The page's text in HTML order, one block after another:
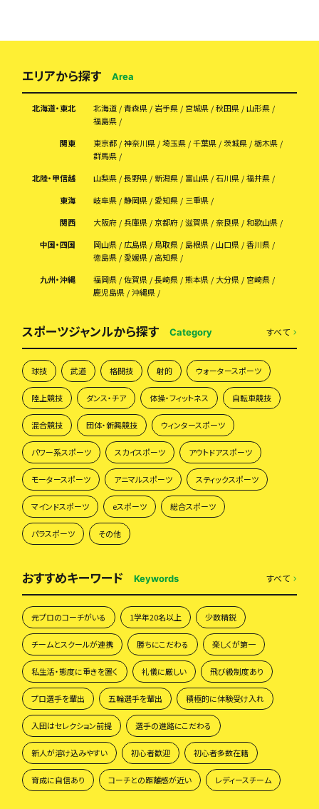
エリアから探す Area
北海道・東北 北海道 青森県 岩手県 宮城県 秋田県
山形県
福島県
関東
東京都 神奈川県 埼玉県 千葉県 茨城県
栃木県
群馬県
北陸・甲信越
山梨県 長野県 新潟県 富山県 石川県
福井県
東海
岐阜県 静岡県 愛知県
三重県
関西
大阪府 兵庫県 京都府 滋賀県 奈良県
和歌山県
中国・四国
岡山県 広島県 鳥取県 島根県 山口県
香川県
徳島県
愛媛県
高知県
九州・沖縄
福岡県 佐賀県 長崎県 熊本県 大分県
宮崎県
鹿児島県
沖縄県
スポーツジャンルから探す Category すべて
球技 武道 格闘技 射的 ウォータースポーツ
陸上競技 ダンス・チア 体操・フィットネス 自転車競技
混合競技 団体・新興競技 ウィンタースポーツ
パワー系スポーツ スカイスポーツ アウトドアスポーツ
モータースポーツ アニマルスポーツ スティックスポーツ
マインドスポーツ eスポーツ 総合スポーツ
パラスポーツ その他
おすすめキーワード Keywords すべて
元プロのコーチがいる 1学年20名以上 少数精鋭
チームとスクールが連携 勝ちにこだわる 楽しくが第一
私生活・態度に重きを置く 礼儀に厳しい 飛び級制度あり
プロ選手を輩出 五輪選手を輩出 積極的に体験受け入れ
入団はセレクション前提 選手の進路にこだわる
新人が溶け込みやすい 初心者歓迎 初心者多数在籍
育成に自信あり コーチとの距離感が近い レディースチーム